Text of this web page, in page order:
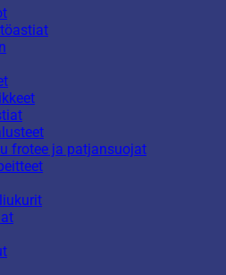
frotee ja patjansuojat